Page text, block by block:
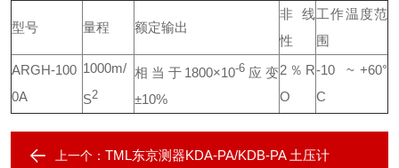
型号 量程 额定输出
非线
性
工作温度范
围
ARGH-100
0A
1000m/
S2
相当于1800×10-6 应变
±10%
2％R
O
-10 ~ +60°
C
上一个： TML东京测器KDA-PA/KDB-PA 土压计